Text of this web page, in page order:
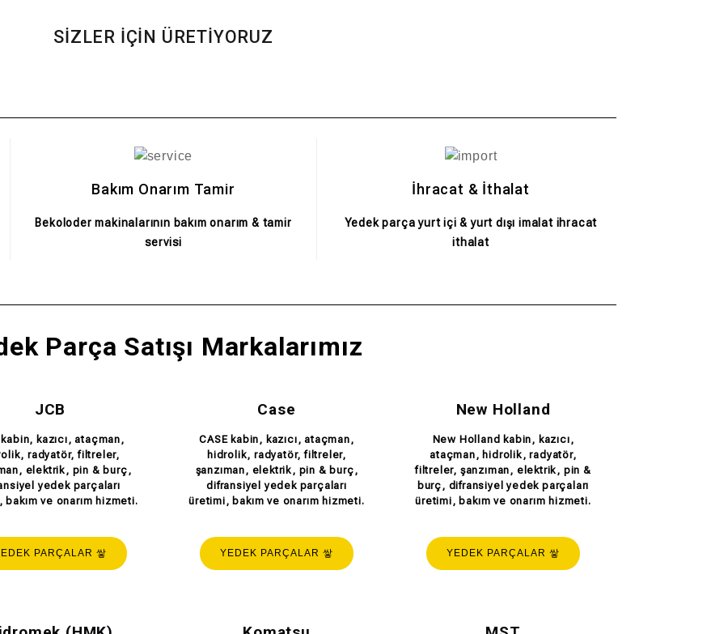
SİZLER İÇİN ÜRETİYORUZ
Bakım Onarım Tamir
Bekoloder makinalarının bakım onarım & tamir
servisi
İhracat & İthalat
Yedek parça yurt içi & yurt dışı imalat ihracat
ithalat
Parça Satışı Markalarımız
JCB
kazıcı, ataçman,
radyatör, filtreler,
elektrik, pin & burç,
yedek parçaları
bakım ve onarım hizmeti.
PARÇALAR
Case
CASE kabin, kazıcı, ataçman,
hidrolik, radyatör, filtreler,
şanzıman, elektrik, pin & burç,
difransiyel yedek parçaları
üretimi, bakım ve onarım hizmeti.
YEDEK PARÇALAR
New Holland
New Holland kabin, kazıcı,
ataçman, hidrolik, radyatör,
filtreler, şanzıman, elektrik, pin &
burç, difransiyel yedek parçaları
üretimi, bakım ve onarım hizmeti.
YEDEK PARÇALAR